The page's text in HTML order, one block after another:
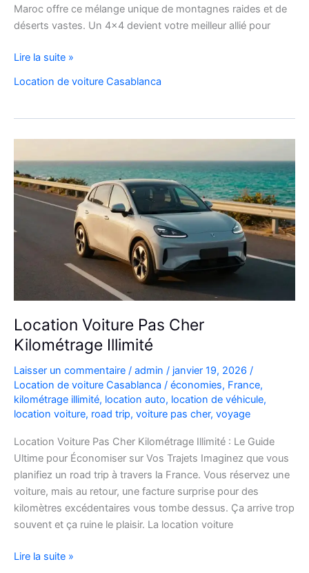
Maroc offre ce mélange unique de montagnes raides et de
déserts vastes. Un 4×4 devient votre meilleur allié pour
location
voiture
au
Maroc
explorer
l’Atlas
Lire la suite »
Location de voiture Casablanca
Location Voiture Pas Cher
Kilométrage Illimité
Laisser un commentaire / admin / janvier 19, 2026 /
Location de voiture Casablanca / économies, France,
kilométrage illimité, location auto, location de véhicule,
location voiture, road trip, voiture pas cher, voyage
Location Voiture Pas Cher Kilométrage Illimité : Le Guide
Ultime pour Économiser sur Vos Trajets Imaginez que vous
planifiez un road trip à travers la France. Vous réservez une
voiture, mais au retour, une facture surprise pour des
kilomètres excédentaires vous tombe dessus. Ça arrive trop
souvent et ça ruine le plaisir. La location voiture
Location
Lire la suite »